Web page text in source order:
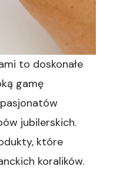
to doskonałe
gamę
jubilerskich.
które
koralików.